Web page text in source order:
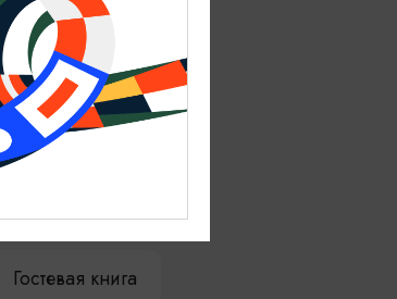
Гостевая книга